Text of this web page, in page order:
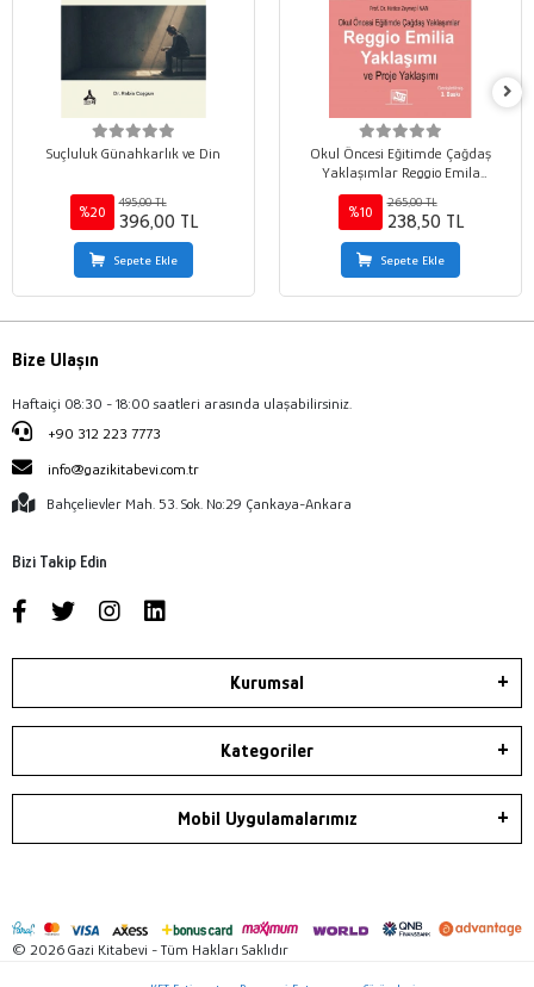
Suçluluk Günahkarlık ve Din
%20
495,00 TL
396,00 TL
Sepete Ekle
Okul Öncesi Eğitimde Çağdaş
Yaklaşımlar Reggio Emila
Yaklaşımı ve Proje Yaklaşımı
%10
265,00 TL
238,50 TL
Sepete Ekle
Bize Ulaşın
Haftaiçi 08:30 - 18:00 saatleri arasında ulaşabilirsiniz.
+90 312 223 7773
info@gazikitabevi.com.tr
Bahçelievler Mah. 53. Sok. No:29 Çankaya-Ankara
Bizi Takip Edin
Kurumsal
Kategoriler
Mobil Uygulamalarımız
© 2026 Gazi Kitabevi - Tüm Hakları Saklıdır